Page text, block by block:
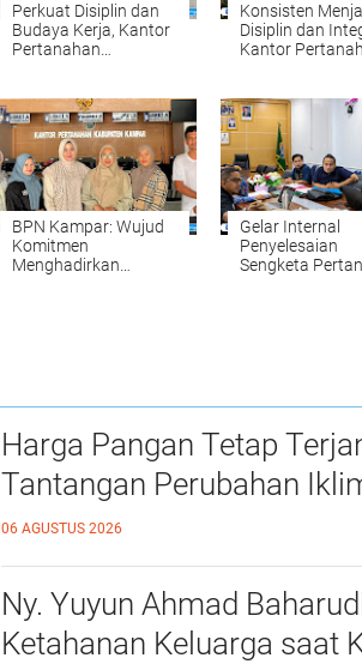
Perkuat Disiplin dan
Budaya Kerja, Kantor
Pertanahan
sebagai Wujud
Komitmen
Meningkatkan
Kualitas Pelayanan
Konsisten
Disiplin dan
Kantor
sebagai
Budaya Kerja
Organisasi
BPN Kampar: Wujud
Komitmen
Menghadirkan
Gelar Internal
Penyelesaian
Sengketa
Harga Pangan Tetap
Tantangan Perubahan
06 AGUSTUS 2026
Ny. Yuyun Ahmad
Ketahanan Keluarga saat